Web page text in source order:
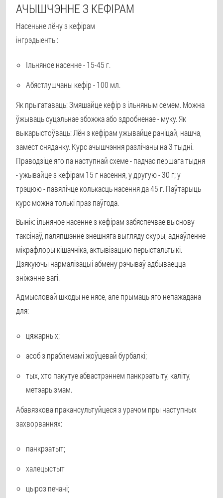
АЧЫШЧЭННЕ З КЕФІРАМ
Насеньне лёну з кефірам
інгрэдыенты:
Ільняное насенне - 15-45 г.
Абястлушчаны кефір - 100 мл.
Як прыгатаваць: Змяшайце кефір з ільняным семем. Можна
ўжываць суцэльнае збожжа або здробненае - муку. Як
выкарыстоўваць: Лён з кефірам ужывайце раніцай, нашча,
замест сняданку. Курс ачышчэння разлічаны на 3 тыдні.
Праводзіце яго па наступнай схеме - падчас першага тыдня
- ужывайце з кефірам 15 г насення, у другую - 30 г; у
трэцюю - павялічце колькасць насення да 45 г. Паўтарыць
курс можна толькі праз паўгода.
Вынік: ільняное насенне з кефірам забяспечвае выснову
таксінаў, паляпшэнне знешняга выгляду скуры, аднаўленне
мікрафлоры кішачніка, актывізацыю перыстальтыкі.
Дзякуючы нармалізацыі абмену рэчываў адбываецца
зніжэнне вагі.
Адмысловай шкоды не нясе, але прымаць яго непажадана
для:
цяжарных;
асоб з праблемамі жоўцевай бурбалкі;
тых, хто пакутуе абвастрэннем панкрэатыту, каліту,
метэарызмам.
Абавязкова пракансультуйцеся з урачом пры наступных
захворваннях:
панкрэатыт;
халецыстыт
цыроз печані;